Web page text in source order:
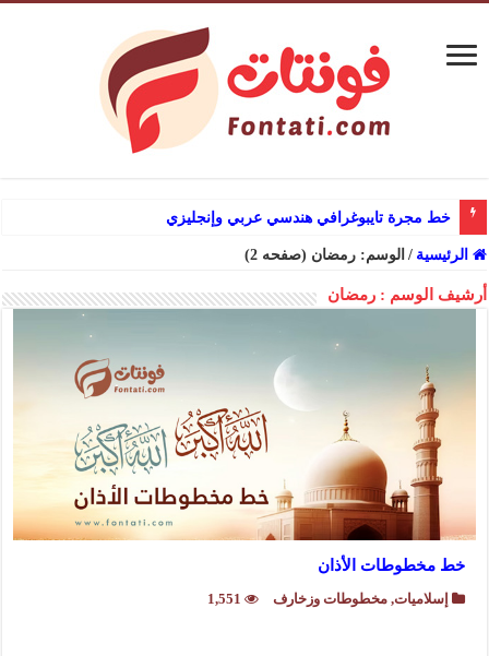
خط مجرة تايبوغرافي هندسي عربي وإنجليزي
الرئيسية / الوسم:رمضان (صفحه 2)
أرشيف الوسم :رمضان
خط مخطوطات الأذان
إسلاميات,مخطوطات وزخارف 1,551